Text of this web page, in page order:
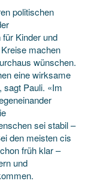
politischen
Kinder und
machen
wünschen.
eine wirksame
sagt Pauli. «Im
sei stabil –
den meisten cis
früh klar –
und